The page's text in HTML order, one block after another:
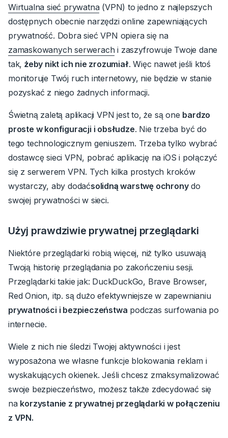
Wirtualna sieć prywatna(VPN) to jedno z najlepszych
dostępnych obecnie narzędzi online zapewniających
prywatność. Dobra sieć VPN opiera się na
zamaskowanych serwerachi zaszyfrowuje Twoje dane
tak, żeby nikt ich nie zrozumiał. Więc nawet jeśli ktoś
monitoruje Twój ruch internetowy, nie będzie w stanie
pozyskać z niego żadnych informacji.
Świetną zaletą aplikacji VPN jest to, że są one bardzo
proste w konfiguracji i obsłudze. Nie trzeba być do
tego technologicznym geniuszem. Trzeba tylko wybrać
dostawcę sieci VPN, pobrać aplikację na iOS i połączyć
się z serwerem VPN. Tych kilka prostych kroków
wystarczy, aby dodaćsolidną warstwę ochronydo
swojej prywatności w sieci.
Użyj prawdziwie prywatnej przeglądarki
Niektóre przeglądarki robią więcej, niż tylko usuwają
Twoją historię przeglądania po zakończeniu sesji.
Przeglądarki takie jak: DuckDuckGo, Brave Browser,
Red Onion, itp. są dużo efektywniejsze w zapewnianiu
prywatności i bezpieczeństwa podczas surfowania po
internecie.
Wiele z nich nie śledzi Twojej aktywności i jest
wyposażona we własne funkcje blokowania reklam i
wyskakujących okienek. Jeśli chcesz zmaksymalizować
swoje bezpieczeństwo, możesz także zdecydować się
na korzystanie z prywatnej przeglądarki w połączeniu
z VPN.